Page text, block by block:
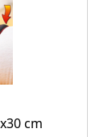
cm